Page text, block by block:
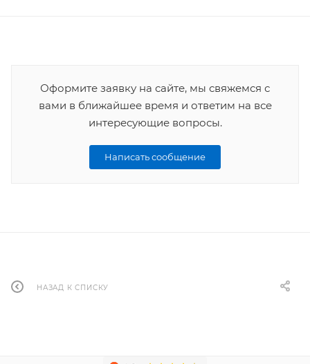
Оформите заявку на сайте, мы свяжемся с
вами в ближайшее время и ответим на все
интересующие вопросы.
Написать сообщение
НАЗАД К СПИСКУ